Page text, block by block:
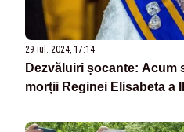
29 iul. 2024, 17:14
Dezvăluiri șocante: Acum
morții Reginei Elisabeta a